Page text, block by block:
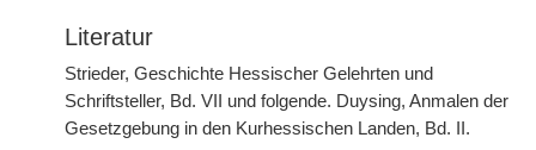
Literatur
Strieder, Geschichte Hessischer Gelehrten und
Schriftsteller, Bd. VII und folgende. Duysing, Anmalen der
Gesetzgebung in den Kurhessischen Landen, Bd. II.